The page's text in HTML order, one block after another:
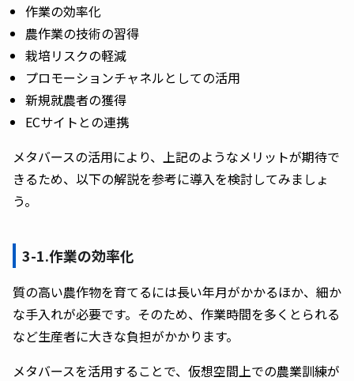
作業の効率化
農作業の技術の習得
栽培リスクの軽減
プロモーションチャネルとしての活用
新規就農者の獲得
ECサイトとの連携
メタバースの活用により、上記のようなメリットが期待で
きるため、以下の解説を参考に導入を検討してみましょ
う。
3-1.作業の効率化
質の高い農作物を育てるには長い年月がかかるほか、細か
な手入れが必要です。そのため、作業時間を多くとられる
など生産者に大きな負担がかかります。
メタバースを活用することで、仮想空間上での農業訓練が